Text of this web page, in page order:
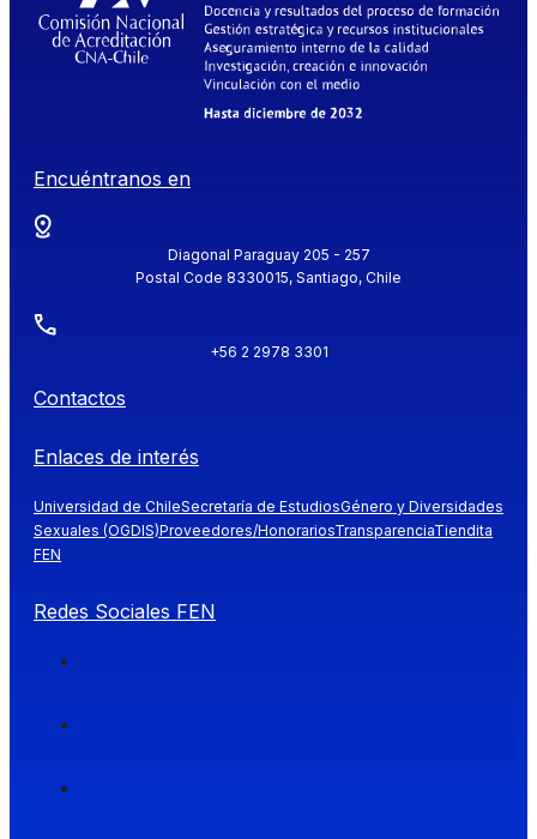
Encuéntranos en
Diagonal Paraguay 205 - 257
Postal Code 8330015, Santiago, Chile
+56 2 2978 3301
Contactos
Enlaces de interés
Universidad de ChileSecretaría de EstudiosGénero y Diversidades
Sexuales (OGDIS)Proveedores/HonorariosTransparenciaTiendita
FEN
Redes Sociales FEN